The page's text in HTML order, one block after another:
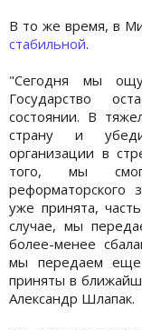
В то же время, в
стабильной.
"Сегодня мы
Государство
состоянии. В
страну и
организации в
того, мы
реформаторского
уже принята,
случае, мы
более-менее
мы передаем еще
приняты в
Александр Шлапак.